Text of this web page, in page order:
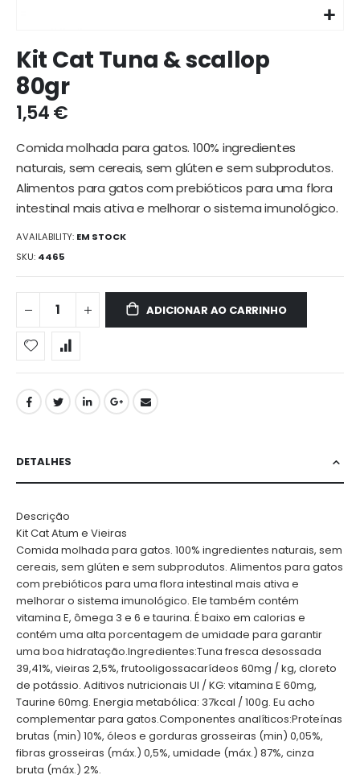
para
o
início
da
galeria
imagens
Kit Cat Tuna & scallop
80gr
1,54 €
Comida molhada para gatos. 100% ingredientes
naturais, sem cereais, sem glúten e sem subprodutos.
Alimentos para gatos com prebióticos para uma flora
intestinal mais ativa e melhorar o sistema imunológico.
AVAILABILITY: EM STOCK
SKU 4465
ADICIONAR AO CARRINHO
DETALHES
Descrição
Kit Cat Atum e Vieiras
Comida molhada para gatos. 100% ingredientes naturais, sem
cereais, sem glúten e sem subprodutos. Alimentos para gatos
com prebióticos para uma flora intestinal mais ativa e
melhorar o sistema imunológico. Ele também contém
vitamina E, ômega 3 e 6 e taurina. É baixo em calorias e
contém uma alta porcentagem de umidade para garantir
uma boa hidratação.Ingredientes:Tuna fresca desossada
39,41%, vieiras 2,5%, frutooligossacarídeos 60mg / kg, cloreto
de potássio. Aditivos nutricionais UI / KG: vitamina E 60mg,
Taurine 60mg. Energia metabólica: 37kcal / 100g. Eu acho
complementar para gatos.Componentes analíticos:Proteínas
brutas (min) 10%, óleos e gorduras grosseiras (min) 0,05%,
fibras grosseiras (máx.) 0,5%, umidade (máx.) 87%, cinza
bruta (máx.) 2%.